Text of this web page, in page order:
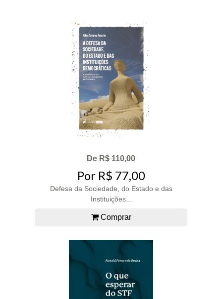
De R$ 110,00
Por R$ 77,00
Defesa da Sociedade, do Estado e das
Instituições...
Comprar